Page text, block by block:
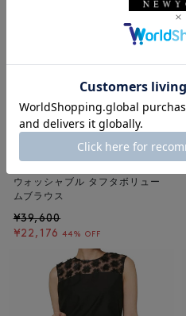
ウォッシャブル タフタボリュー
ムブラウス
¥39,600
¥22,176 44% OFF